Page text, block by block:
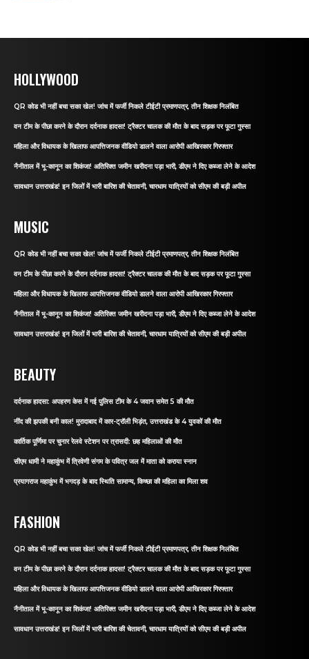
HOLLYWOOD
QR कोड भी नहीं बचा सका खेल! जांच में फर्जी निकले टीईटी प्रमाणपत्र, तीन शिक्षक निलंबित
वन टीम के पीछा करने के दौरान दर्दनाक हादसा! ट्रैक्टर चालक की मौत के बाद सड़क पर फूटा गुस्सा
महिला और विधायक के खिलाफ आपत्तिजनक वीडियो डालने वाला आरोपी आखिरकार गिरफ्तार
नैनीताल में भू-कानून का शिकंजा! अतिरिक्त जमीन खरीदना पड़ा भारी, डीएम ने दिए कब्जा लेने के आदेश
सावधान उत्तराखंड! इन जिलों में भारी बारिश की चेतावनी, चारधाम यात्रियों को सीएम की बड़ी अपील
MUSIC
QR कोड भी नहीं बचा सका खेल! जांच में फर्जी निकले टीईटी प्रमाणपत्र, तीन शिक्षक निलंबित
वन टीम के पीछा करने के दौरान दर्दनाक हादसा! ट्रैक्टर चालक की मौत के बाद सड़क पर फूटा गुस्सा
महिला और विधायक के खिलाफ आपत्तिजनक वीडियो डालने वाला आरोपी आखिरकार गिरफ्तार
नैनीताल में भू-कानून का शिकंजा! अतिरिक्त जमीन खरीदना पड़ा भारी, डीएम ने दिए कब्जा लेने के आदेश
सावधान उत्तराखंड! इन जिलों में भारी बारिश की चेतावनी, चारधाम यात्रियों को सीएम की बड़ी अपील
BEAUTY
दर्दनाक हादसा: अपहरण केस में गई पुलिस टीम के 4 जवान समेत 5 की मौत
नींद की झपकी बनी काल! मुरादाबाद में कार-ट्रॉली भिड़ंत, उत्तराखंड के 4 युवकों की मौत
कार्तिक पूर्णिमा पर चुनार रेलवे स्टेशन पर त्रासदी: छह महिलाओं की मौत
सीएम धामी ने महाकुंभ में त्रिवेणी संगम के पवित्र जल में माता को कराया स्नान
प्रयागराज महाकुंभ में भगदड़ के बाद स्थिति सामान्य, किच्छा की महिला का मिला शव
FASHION
QR कोड भी नहीं बचा सका खेल! जांच में फर्जी निकले टीईटी प्रमाणपत्र, तीन शिक्षक निलंबित
वन टीम के पीछा करने के दौरान दर्दनाक हादसा! ट्रैक्टर चालक की मौत के बाद सड़क पर फूटा गुस्सा
महिला और विधायक के खिलाफ आपत्तिजनक वीडियो डालने वाला आरोपी आखिरकार गिरफ्तार
नैनीताल में भू-कानून का शिकंजा! अतिरिक्त जमीन खरीदना पड़ा भारी, डीएम ने दिए कब्जा लेने के आदेश
सावधान उत्तराखंड! इन जिलों में भारी बारिश की चेतावनी, चारधाम यात्रियों को सीएम की बड़ी अपील